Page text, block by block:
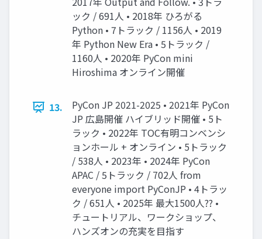
ック / 691人 • 2018年 ひろがる
Python • 7トラック / 1156人 • 2019
年 Python New Era • 5トラック /
1160人 • 2020年 PyCon mini
Hiroshima オンライン開催
13.
PyCon JP 2021-2025 • 2021年 PyCon
JP 広島開催 ハイブリッド開催 • 5ト
ラック • 2022年 TOC有明コンベンシ
ョンホール + オンライン • 5トラック
/ 538人 • 2023年 • 2024年 PyCon
APAC / 5トラック / 702人 from
everyone import PyConJP • 4トラッ
ク / 651人 • 2025年 最大1500人?? •
チュートリアル、ワークショップ、
ハンズオンの充実を目指す